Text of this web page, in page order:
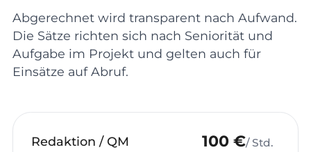
Abgerechnet wird transparent nach Aufwand.
Die Sätze richten sich nach Seniorität und
Aufgabe im Projekt und gelten auch für
Einsätze auf Abruf.
Redaktion / QM 100 €/ Std.